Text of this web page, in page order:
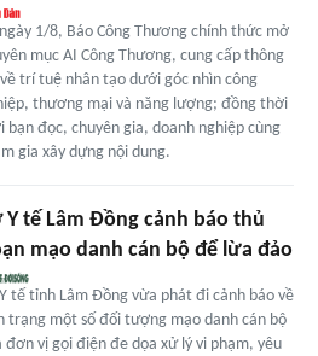
1/8, Báo Công Thương chính thức mở
mục AI Công Thương, cung cấp thông
trí tuệ nhân tạo dưới góc nhìn công
thương mại và năng lượng; đồng thời
bạn đọc, chuyên gia, doanh nghiệp cùng
gia xây dựng nội dung.
Y tế Lâm Đồng cảnh báo thủ
mạo danh cán bộ để lừa đảo
tế tỉnh Lâm Đồng vừa phát đi cảnh báo về
trạng một số đối tượng mạo danh cán bộ
đơn vị gọi điện đe dọa xử lý vi phạm, yêu